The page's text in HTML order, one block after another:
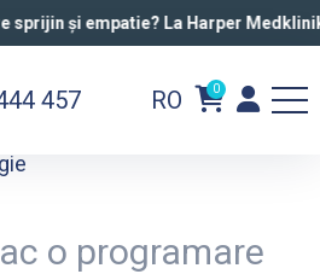
empatie? La Harper Medklinik
457 RO 0
o programare